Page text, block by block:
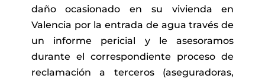
daño ocasionado en su vivienda en
Valencia por la entrada de agua través de
un informe pericial y le asesoramos
durante el correspondiente proceso de
reclamación a terceros (aseguradoras,